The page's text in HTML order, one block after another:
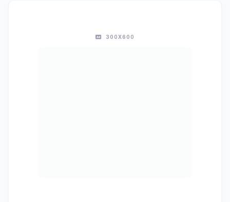
300X600